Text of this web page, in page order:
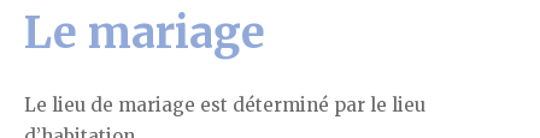
Le mariage
Le lieu de mariage est déterminé par le lieu